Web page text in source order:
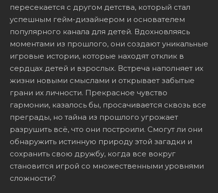
пересекается с другом детства, который стал
успешным гейм-дизайнером и основателем
популярного канала для детей. Вдохновляясь
моментами из прошлого, они создают уникальные
игровые истории, которые находят отклик в
сердцах детей и взрослых. Встреча наполняет их
жизни новыми смыслами и открывает забытые
грани их личности. Прекрасное чувство
гармонии, казалось бы, просачивается сквозь все
преграды, но тайна из прошлого угрожает
разрушить всё, что они построили. Смогут ли они
обнаружить истинную природу этой загадки и
сохранить свою дружбу, когда все вокруг
становится игрой со множественными уровнями
сложности?